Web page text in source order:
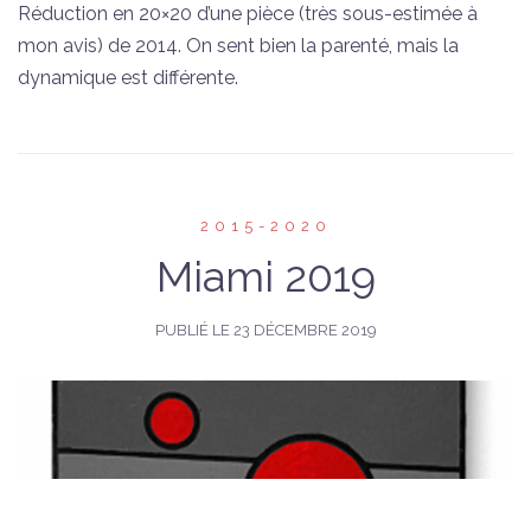
Réduction en 20×20 d’une pièce (très sous-estimée à
mon avis) de 2014. On sent bien la parenté, mais la
dynamique est différente.
2015-2020
Miami 2019
PUBLIÉ LE 23 DÉCEMBRE 2019